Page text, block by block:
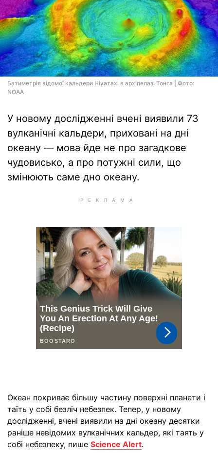
Батиметрія відомої кальдери Ніуатахі в архіпелазі Тонга | Фото:
NOAA
У новому дослідженні вчені виявили 73
вулканічні кальдери, приховані на дні
океану — мова йде не про загадкове
чудовисько, а про потужні сили, що
змінюють саме дно океану.
Океан покриває більшу частину поверхні планети і
таїть у собі безліч небезпек. Тепер, у новому
дослідженні, вчені виявили на дні океану десятки
раніше невідомих вулканічних кальдер, які таять у
собі небезпеку, пише Science Alert.